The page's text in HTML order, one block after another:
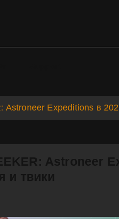
Expeditions в
Astroneer
и твики